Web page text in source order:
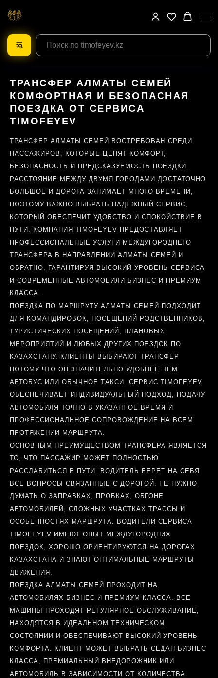
ТРАНСФЕР АЛМАТЫ СЕМЕЙ
КОМФОРТНАЯ И БЕЗОПАСНАЯ
ПОЕЗДКА ОТ СЕРВИСА
TIMOFEYEV
ТРАНСФЕР АЛМАТЫ СЕМЕЙ ВОСТРЕБОВАН СРЕДИ
ПАССАЖИРОВ, КОТОРЫЕ ЦЕНЯТ КОМФОРТ,
БЕЗОПАСНОСТЬ И ПРЕДСКАЗУЕМОСТЬ ПОЕЗДКИ.
РАССТОЯНИЕ МЕЖДУ ДВУМЯ ГОРОДАМИ ДОСТАТОЧНО
БОЛЬШОЕ И ДОРОГА ЗАНИМАЕТ МНОГО ВРЕМЕНИ,
ПОЭТОМУ ВАЖНО ВЫБРАТЬ НАДЕЖНЫЙ СЕРВИС,
КОТОРЫЙ ОБЕСПЕЧИТ УДОБСТВО И СПОКОЙСТВИЕ В
ПУТИ. КОМПАНИЯ TIMOFEYEV ПРЕДОСТАВЛЯЕТ
ПРОФЕССИОНАЛЬНЫЕ УСЛУГИ МЕЖДУГОРОДНЕГО
ТРАНСФЕРА В НАПРАВЛЕНИИ АЛМАТЫ СЕМЕЙ И
ОБРАТНО, ГАРАНТИРУЯ ВЫСОКИЙ УРОВЕНЬ СЕРВИСА
И СОВРЕМЕННЫЕ АВТОМОБИЛИ БИЗНЕС И ПРЕМИУМ
КЛАССА.
ПОЕЗДКА ПО МАРШРУТУ АЛМАТЫ СЕМЕЙ ПОДХОДИТ
ДЛЯ КОМАНДИРОВОК, ПОСЕЩЕНИЙ РОДСТВЕННИКОВ,
ТУРИСТИЧЕСКИХ ПОСЕЩЕНИЙ, ПЛАНОВЫХ
МЕРОПРИЯТИЙ И ЛЮБЫХ ДРУГИХ ПОЕЗДОК ПО
КАЗАХСТАНУ. КЛИЕНТЫ ВЫБИРАЮТ ТРАНСФЕР
ПОТОМУ ЧТО ОН ЗНАЧИТЕЛЬНО УДОБНЕЕ ЧЕМ
АВТОБУС ИЛИ ОБЫЧНОЕ ТАКСИ. СЕРВИС TIMOFEYEV
ОБЕСПЕЧИВАЕТ ИНДИВИДУАЛЬНЫЙ ПОДХОД, ПОДАЧУ
АВТОМОБИЛЯ ТОЧНО В УКАЗАННОЕ ВРЕМЯ И
ПРОФЕССИОНАЛЬНОЕ СОПРОВОЖДЕНИЕ НА ВСЕМ
ПРОТЯЖЕНИИ МАРШРУТА.
ОСНОВНЫМ ПРЕИМУЩЕСТВОМ ТРАНСФЕРА ЯВЛЯЕТСЯ
ТО, ЧТО ПАССАЖИР МОЖЕТ ПОЛНОСТЬЮ
РАССЛАБИТЬСЯ В ПУТИ. ВОДИТЕЛЬ БЕРЕТ НА СЕБЯ
ВСЕ ВОПРОСЫ СВЯЗАННЫЕ С ДОРОГОЙ. НЕ НУЖНО
ДУМАТЬ О ЗАПРАВКАХ, ПРОБКАХ, ОБГОНЕ
АВТОМОБИЛЕЙ, СЛОЖНЫХ УЧАСТКАХ ТРАССЫ И
ОСОБЕННОСТЯХ МАРШРУТА. ВОДИТЕЛИ СЕРВИСА
TIMOFEYEV ИМЕЮТ ОПЫТ МЕЖДУГОРОДНИХ
ПОЕЗДОК, ХОРОШО ОРИЕНТИРУЮТСЯ НА ДОРОГАХ
КАЗАХСТАНА И ЗНАЮТ ОПТИМАЛЬНЫЕ МАРШРУТЫ
ДВИЖЕНИЯ.
ПОЕЗДКА АЛМАТЫ СЕМЕЙ ПРОХОДИТ НА
АВТОМОБИЛЯХ БИЗНЕС И ПРЕМИУМ КЛАССА. ВСЕ
МАШИНЫ ПРОХОДЯТ РЕГУЛЯРНОЕ ОБСЛУЖИВАНИЕ,
НАХОДЯТСЯ В ИДЕАЛЬНОМ ТЕХНИЧЕСКОМ
СОСТОЯНИИ И ОБЕСПЕЧИВАЮТ ВЫСОКИЙ УРОВЕНЬ
КОМФОРТА. КЛИЕНТ МОЖЕТ ВЫБРАТЬ СЕДАН БИЗНЕС
КЛАССА, ПРЕМИАЛЬНЫЙ ВНЕДОРОЖНИК ИЛИ
АВТОМОБИЛЬ В ЗАВИСИМОСТИ ОТ КОЛИЧЕСТВА